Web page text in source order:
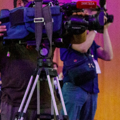
Задать вопрос
Базы данных